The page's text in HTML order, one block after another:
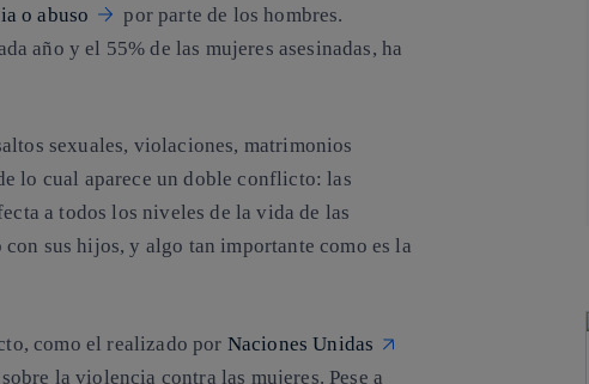
o abuso
por parte de los hombres.
año y el 55% de las mujeres asesinadas, ha
sexuales, violaciones, matrimonios
lo cual aparece un doble conflicto: las
a todos los niveles de la vida de las
sus hijos, y algo tan importante como es la
como el realizado por Naciones Unidas
la violencia contra las mujeres. Pese a